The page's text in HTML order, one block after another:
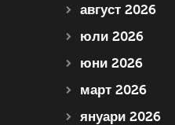
август 2026
юли 2026
юни 2026
март 2026
януари 2026